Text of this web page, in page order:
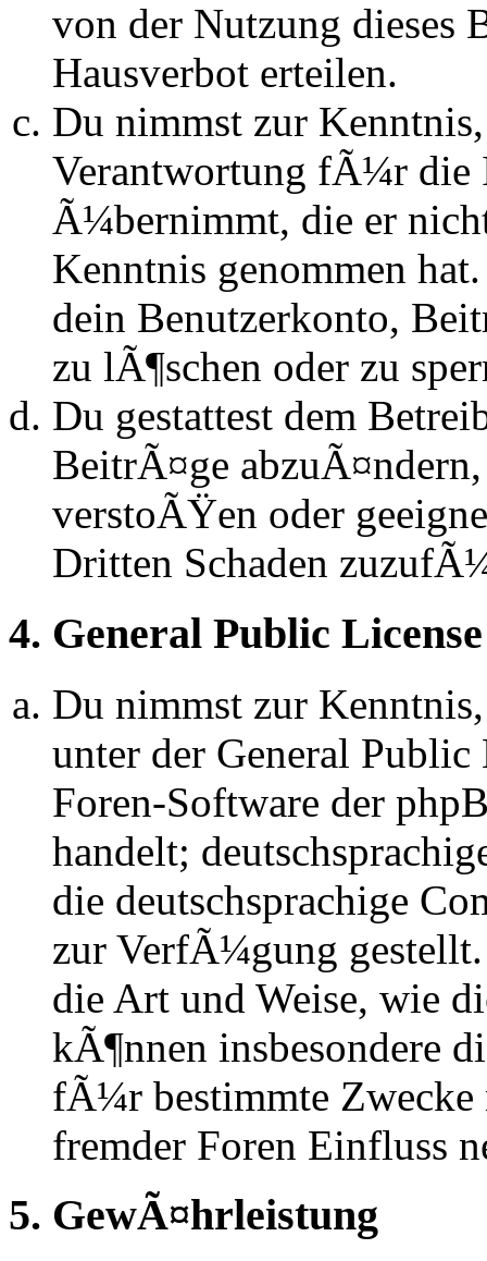
von der Nutzung dieses
Hausverbot erteilen.
Du nimmst zur
Verantwortung fÃ¼r die
Ã¼bernimmt, die er
Kenntnis genommen
dein Benutzerkonto,
zu lÃ¶schen oder zu
Du gestattest dem
BeitrÃ¤ge
verstoÃŸen oder
Dritten Schaden
4. General Public License
Du nimmst zur
unter der General
Foren-Software der
handelt;
die deutschsprachige
zur VerfÃ¼gung
die Art und Weise, wie
kÃ¶nnen insbesondere
fÃ¼r bestimmte Zwecke
fremder Foren Einfluss
5. GewÃ¤hrleistung